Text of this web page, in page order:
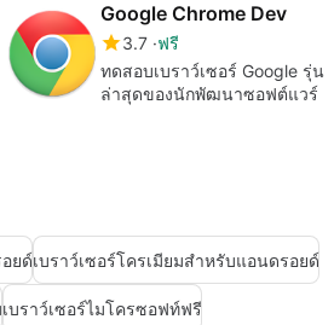
Google Chrome Dev
3.7 ฟรี
ทดสอบเบราว์เซอร์ Google รุ่น
ล่าสุดของนักพัฒนาซอฟต์แวร์
ยด์เบราว์เซอร์โครเมียมสำหรับแอนดรอยด์
เบราว์เซอร์ไมโครซอฟท์ฟรี